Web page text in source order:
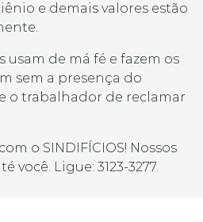
e demais valores estão
de má fé e fazem os
sem a presença do
o trabalhador de reclamar
o SINDIFÍCIOS! Nossos
você. Ligue: 3123-3277.